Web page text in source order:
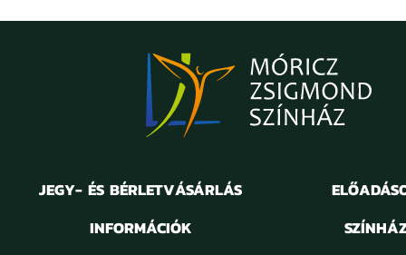
JEGY- ÉS BÉRLETVÁSÁRLÁS
INFORMÁCIÓK